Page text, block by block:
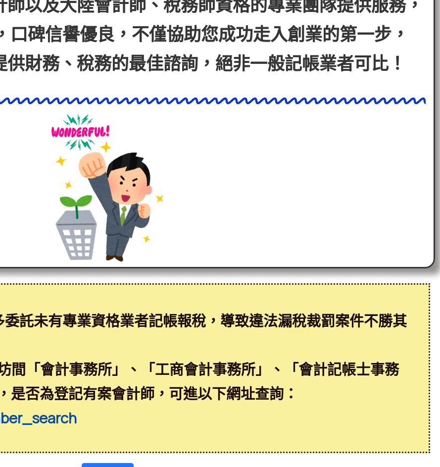
以及大陸會計師、稅務師資格的專業團隊提供服務，
口碑信譽優良，不僅協助您成功走入創業的第一步，
供財務、稅務的最佳諮詢，絕非一般記帳業者可比！
託未有專業資格業者記帳報稅，導致違法漏稅裁罰案件不勝其
間「會計事務所」、「工商會計事務所」、「會計記帳士事務
否為登記有案會計師，可進以下網址查詢：